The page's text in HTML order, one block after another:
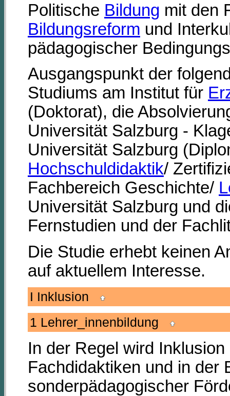
Politische Bildung mit den
Bildungsreform und
pädagogischer
Ausgangspunkt der
Studiums am Institut für
(Doktorat), die
Universität Salzburg -
Universität Salzburg
Hochschuldidaktik/
Fachbereich Geschichte/
Universität Salzburg und
Fernstudien und der
Die Studie erhebt keinen
auf aktuellem Interesse.
I Inklusion
1 Lehrer_innenbildung
In der Regel wird
Fachdidaktiken und in der
sonderpädagogischer